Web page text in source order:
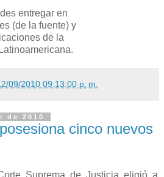
entregar en
(de la fuente) y
de la
09/2010 09:13:00 p. m.
de 2010
cinco nuevos
Suprema de Justicia eligió a